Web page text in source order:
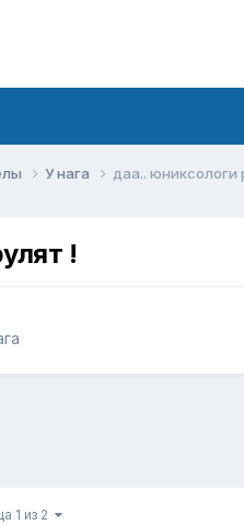
У нага даа.. юниксологи
!
1 из 2